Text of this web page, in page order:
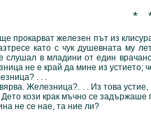
*
железен път из
като с чук душевната му
слушал в младини от един
не е край да мине из устието;
. . .
Железница?. . . Из това устие,
кози крак мъчно се задържаше
не се нае, та ние ли?